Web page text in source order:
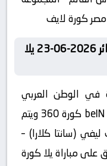
معلومات عن مباراة الأردن و الجزائر 2026-06-23 يلا
في الوطن العربي
فضائيا على قناة beIN SPORTS MAX 2 كورة 360 ويتم
(سانتا كلارا) –
على مباراة يلا كورة